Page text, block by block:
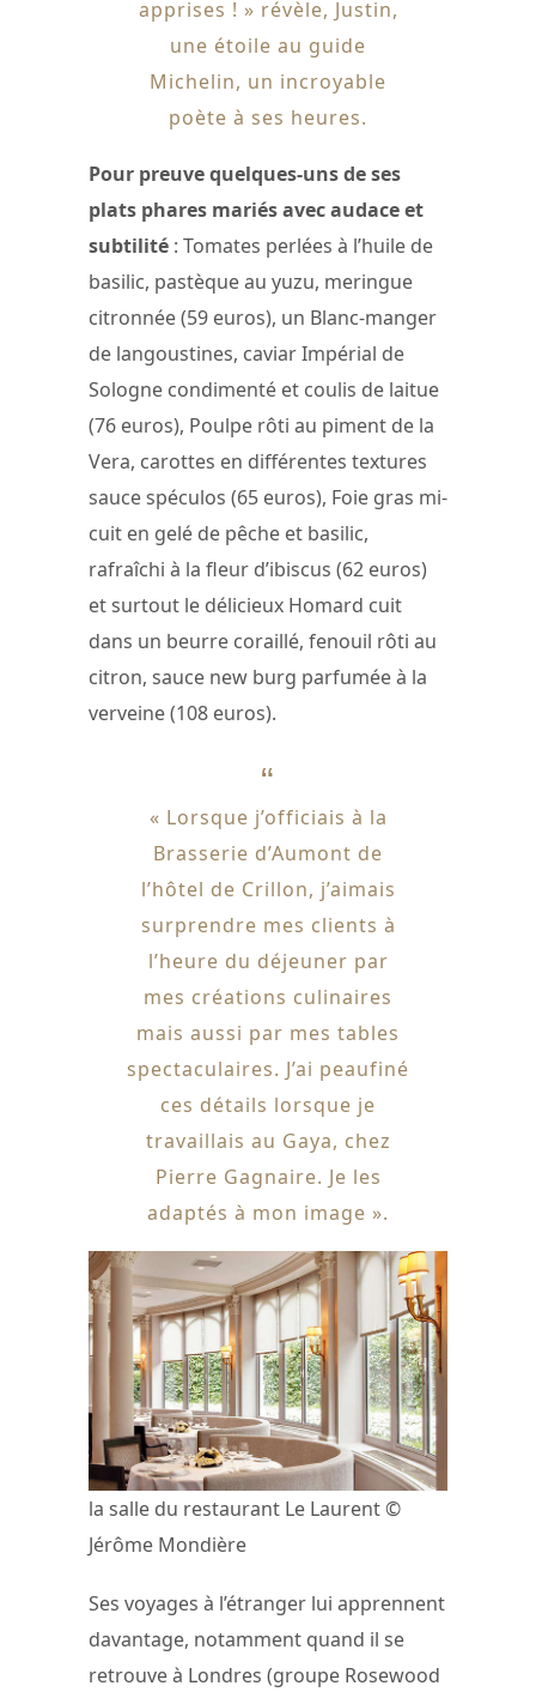
apprises ! » révèle, Justin,
une étoile au guide
Michelin, un incroyable
poète à ses heures.
Pour preuve quelques-uns de ses
plats phares mariés avec audace et
subtilité : Tomates perlées à l’huile de
basilic, pastèque au yuzu, meringue
citronnée (59 euros), un Blanc-manger
de langoustines, caviar Impérial de
Sologne condimenté et coulis de laitue
(76 euros), Poulpe rôti au piment de la
Vera, carottes en différentes textures
sauce spéculos (65 euros), Foie gras mi-
cuit en gelé de pêche et basilic,
rafraîchi à la fleur d’ibiscus (62 euros)
et surtout le délicieux Homard cuit
dans un beurre coraillé, fenouil rôti au
citron, sauce new burg parfumée à la
verveine (108 euros).
« Lorsque j’officiais à la
Brasserie d’Aumont de
l’hôtel de Crillon, j’aimais
surprendre mes clients à
l’heure du déjeuner par
mes créations culinaires
mais aussi par mes tables
spectaculaires. J’ai peaufiné
ces détails lorsque je
travaillais au Gaya, chez
Pierre Gagnaire. Je les
adaptés à mon image ».
la salle du restaurant Le Laurent ©
Jérôme Mondière
Ses voyages à l’étranger lui apprennent
davantage, notamment quand il se
retrouve à Londres (groupe Rosewood